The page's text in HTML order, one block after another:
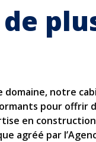
domaine, notre
pour offrir
en
agréé par